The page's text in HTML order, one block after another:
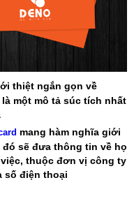
thiệt ngắn gọn về
một mô tả súc tích nhất
mang hàm nghĩa giới
sẽ đưa thông tin về họ
thuộc đơn vị công ty
số điện thoại